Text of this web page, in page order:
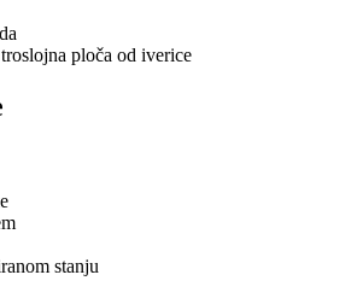
ploča od iverice
stanju